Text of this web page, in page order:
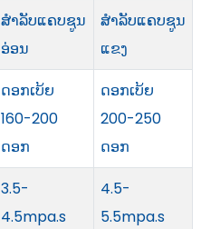
ສໍາລັບແຄບຊູນ
ອ່ອນ
ສໍາລັບແຄບຊູນ
ແຂງ
ດອກເບ້ຍ
160-200
ດອກ
ດອກເບ້ຍ
200-250
ດອກ
3.5-
4.5mpa.s
4.5-
5.5mpa.s